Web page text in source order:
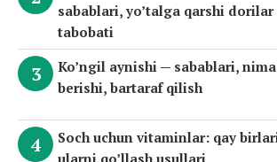
sabablari, yo’talga qarshi dorilar
tabobati
Ko’ngil aynishi — sabablari,
berishi, bartaraf qilish
Soch uchun vitaminlar: qay
ularni qo’llash usullari